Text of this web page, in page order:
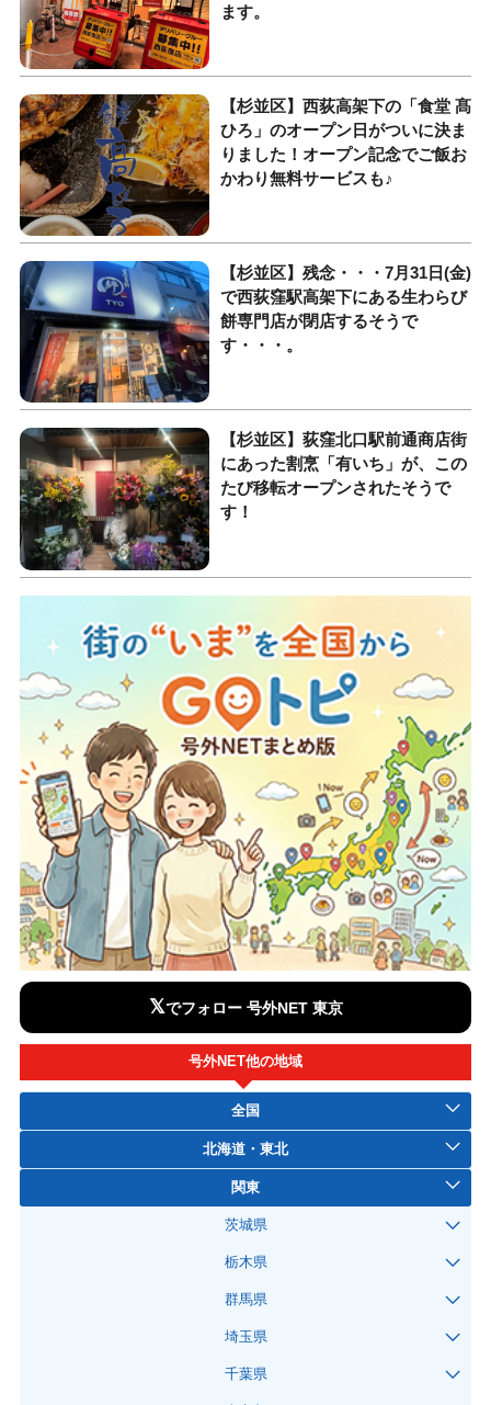
ます。
【杉並区】西荻高架下の「食堂 髙
ひろ」のオープン日がついに決ま
りました！オープン記念でご飯お
かわり無料サービスも♪
【杉並区】残念・・・7月31日(金)
で西荻窪駅高架下にある生わらび
餅専門店が閉店するそうで
す・・・。
【杉並区】荻窪北口駅前通商店街
にあった割烹「有いち」が、この
たび移転オープンされたそうで
す！
𝕏でフォロー 号外NET 東京
号外NET他の地域
全国
北海道・東北
関東
茨城県
栃木県
群馬県
埼玉県
千葉県